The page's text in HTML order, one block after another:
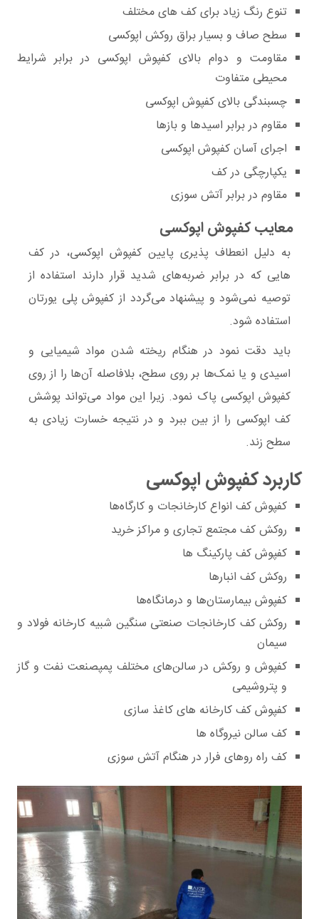
تنوع رنگ زیاد برای کف های مختلف
سطح صاف و بسیار براق روکش اپوکسی
مقاومت و دوام بالای کفپوش اپوکسی در برابر شرایط
محیطی متفاوت
چسبندگی بالای کفپوش اپوکسی
مقاوم در برابر اسیدها و بازها
اجرای آسان کفپوش‌ اپوکسی
یکپارچگی در کف
مقاوم در برابر آتش سوزی
معایب کفپوش اپوکسی
به دلیل انعطاف پذیری پایین کفپوش اپوکسی، در کف
هایی که در برابر ضربه‌های شدید قرار دارند استفاده از
توصیه نمی‌شود و پیشنهاد می‌گردد از کفپوش پلی یورتان
استفاده شود.
باید دقت نمود در هنگام ریخته شدن مواد شیمیایی و
اسیدی و یا نمک‌ها بر روی سطح، بلافاصله آن‌ها را از روی
کفپوش اپوکسی پاک نمود. زیرا این مواد می‌تواند پوشش
کف اپوکسی را از بین ببرد و در نتیجه خسارت زیادی به
سطح زند.
کاربرد کفپوش‌ اپوکسی
کفپوش کف انواع کارخانجات و کارگاه‌ها
روکش کف مجتمع تجاری و مراکز خرید
کفپوش کف پارکینگ ها
روکش کف انبارها
کفپوش بیمارستان‌ها و درمانگاه‌ها
روکش کف کارخانجات صنعتی سنگین شبیه کارخانه فولاد و
سیمان
کفپوش و روکش در سالن‌های مختلف پمپصنعت نفت و گاز
و پتروشیمی
کفپوش کف کارخانه های کاغذ سازی
کف سالن نیروگاه ها
کف راه روهای فرار در هنگام آتش سوزی